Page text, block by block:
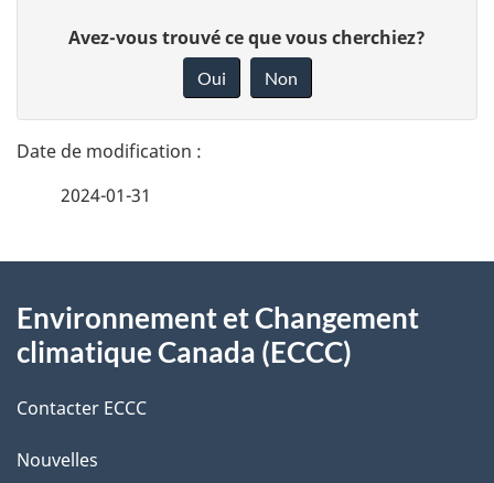
t
a
l
s
d
e
l
n
t
r
r
Avez-vous trouvé ce que vous cherchiez?
Oui Non
2024-01-31
propos
ce
Environnement et Changement
climatique Canada (ECCC)
Contacter ECCC
Nouvelles